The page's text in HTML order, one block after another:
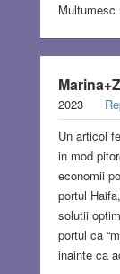
Multumesc
2023
Un articol
in mod
economii
portul
solutii
portul ca
inainte ca